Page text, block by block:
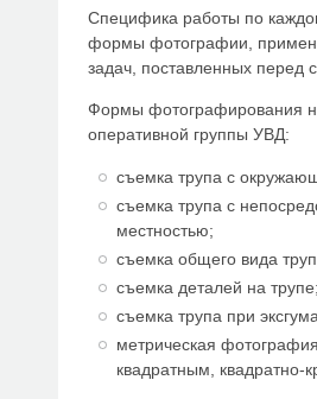
Специфика работы по
формы фотографии,
задач, поставленных перед
Формы фотографирования
оперативной группы УВД:
съемка трупа с
съемка трупа с
местностью;
съемка общего вида
съемка деталей на
съемка трупа при
метрическая
квадратным, квадратно-